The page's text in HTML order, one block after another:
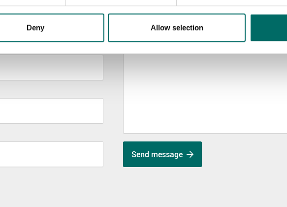
Deny Allow selection
MESSAGE (written in english)
Send message